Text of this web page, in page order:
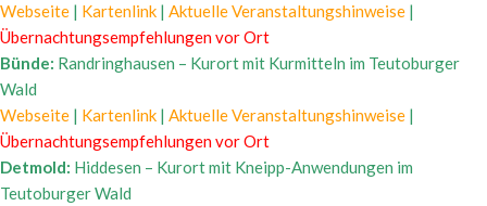
Webseite | Kartenlink | Aktuelle Veranstaltungshinweise |
Übernachtungsempfehlungen vor Ort
Bünde: Randringhausen – Kurort mit Kurmitteln im Teutoburger
Wald
Webseite | Kartenlink | Aktuelle Veranstaltungshinweise |
Übernachtungsempfehlungen vor Ort
Detmold: Hiddesen – Kurort mit Kneipp-Anwendungen im
Teutoburger Wald